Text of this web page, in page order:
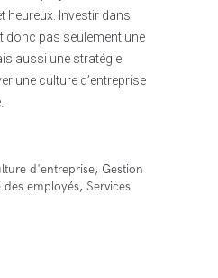
heureux. Investir dans
donc pas seulement une
aussi une stratégie
une culture d’entreprise
d'entreprise, Gestion
des employés, Services